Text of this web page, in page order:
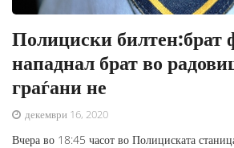
Полициски билтен:брат
нападнал брат во
граѓани не
декември 16, 2020
Вчера во 18:45 часот во Полициската